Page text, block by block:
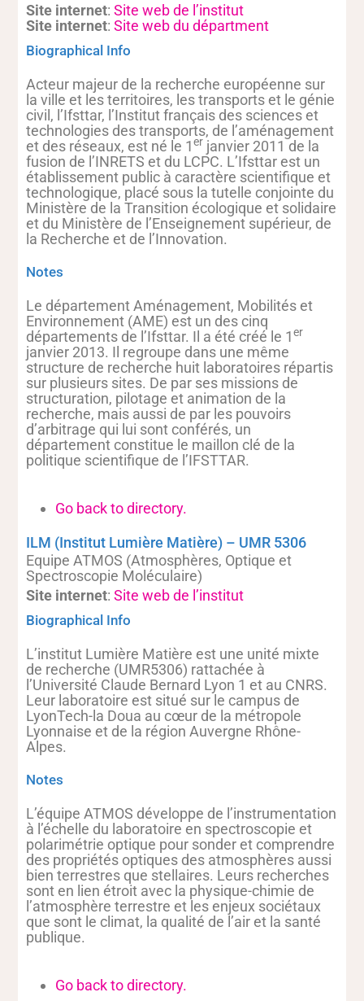
Site internet: Site web de l’institut
Site internet: Site web du départment
Biographical Info
Acteur majeur de la recherche européenne sur
la ville et les territoires, les transports et le génie
civil, l’Ifsttar, l’Institut français des sciences et
technologies des transports, de l’aménagement
et des réseaux, est né le 1er janvier 2011 de la
fusion de l’INRETS et du LCPC. L’Ifsttar est un
établissement public à caractère scientifique et
technologique, placé sous la tutelle conjointe du
Ministère de la Transition écologique et solidaire
et du Ministère de l’Enseignement supérieur, de
la Recherche et de l’Innovation.
Notes
Le département Aménagement, Mobilités et
Environnement (AME) est un des cinq
départements de l’Ifsttar. Il a été créé le 1er
janvier 2013. Il regroupe dans une même
structure de recherche huit laboratoires répartis
sur plusieurs sites. De par ses missions de
structuration, pilotage et animation de la
recherche, mais aussi de par les pouvoirs
d’arbitrage qui lui sont conférés, un
département constitue le maillon clé de la
politique scientifique de l’IFSTTAR.
Go back to directory.
ILM (Institut Lumière Matière) – UMR 5306
Equipe ATMOS (Atmosphères, Optique et
Spectroscopie Moléculaire)
Site internet: Site web de l’institut
Biographical Info
L’institut Lumière Matière est une unité mixte
de recherche (UMR5306) rattachée à
l’Université Claude Bernard Lyon 1 et au CNRS.
Leur laboratoire est situé sur le campus de
LyonTech-la Doua au cœur de la métropole
Lyonnaise et de la région Auvergne Rhône-
Alpes.
Notes
L’équipe ATMOS développe de l’instrumentation
à l’échelle du laboratoire en spectroscopie et
polarimétrie optique pour sonder et comprendre
des propriétés optiques des atmosphères aussi
bien terrestres que stellaires. Leurs recherches
sont en lien étroit avec la physique-chimie de
l’atmosphère terrestre et les enjeux sociétaux
que sont le climat, la qualité de l’air et la santé
publique.
Go back to directory.